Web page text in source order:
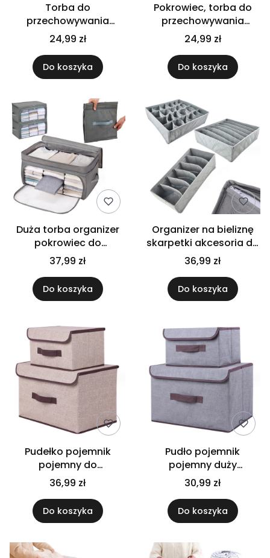
Torba do
przechowywania
pościeli ubrań, z
włókniny, rozm.
78x55x25 cm
24,99 zł
Do koszyka
Pokrowiec, torba do
przechowywania
ubrań, pudełko z
włókniny, granatowa,
78x55x25
24,99 zł
Do koszyka
Duża torba organizer
pokrowiec do
przechowywania ubrań
pościeli 55x35x32
37,99 zł
Do koszyka
Organizer na bieliznę
skarpetki akcesoria do
szafy szuflady zestaw 3
sztuk
36,99 zł
Do koszyka
Pudełko pojemnik
pojemny do
przechowywania rzep
komplet 2 sztuk jasny
brąz
36,99 zł
Do koszyka
Pudło pojemnik
pojemny duży
organizer do
przechowywania rzep
zestaw 2 szt
30,99 zł
Do koszyka